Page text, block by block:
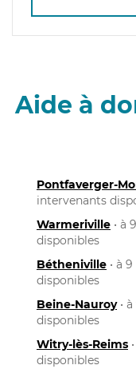
Aide à
Pontfaverger-
intervenants
Warmeriville • à
disponibles
Bétheniville • à
disponibles
Beine-Nauroy•
disponibles
Witry-lès-Reims
disponibles